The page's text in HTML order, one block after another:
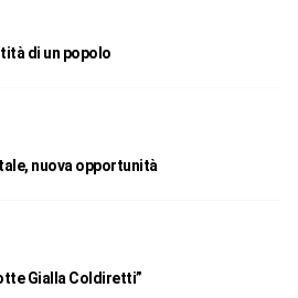
di un popolo
nuova opportunità
Gialla Coldiretti”